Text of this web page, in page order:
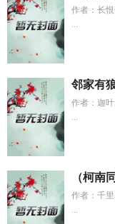
作者：长
...
邻家有
作者：迦
...
（柯南
作者：千
...